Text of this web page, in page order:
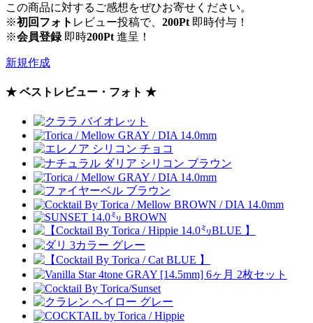
この商品に対するご感想をぜひお寄せください。
※初回フォト レビュー投稿で、 200Pt 即時付与！
※会員登録即時200Pt 進呈！
新規作成
★ ベストレビュー・フォト ★